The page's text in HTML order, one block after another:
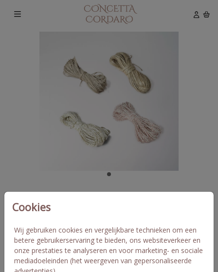
Cookies
Wij gebruiken cookies en vergelijkbare technieken om een
betere gebruikerservaring te bieden, ons websiteverkeer en
onze prestaties te analyseren en voor marketing- en sociale
mediadoeleinden (het weergeven van gepersonaliseerde
Sample lint, koord en touw
Aantal x 1 Sample-setjes Prijs:€ 1,49